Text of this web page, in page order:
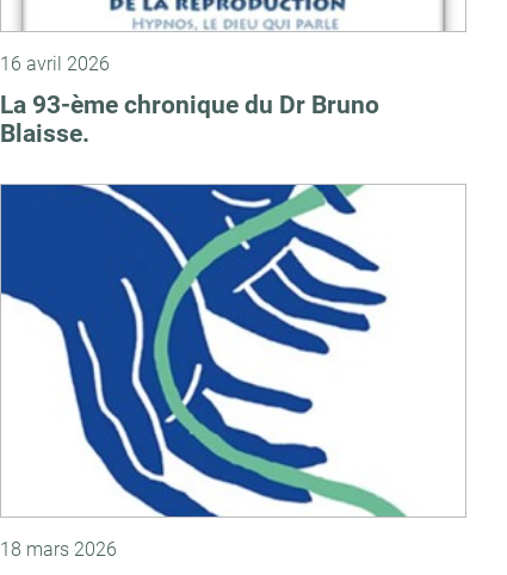
16 avril 2026
La 93-ème chronique du Dr Bruno
Blaisse.
18 mars 2026